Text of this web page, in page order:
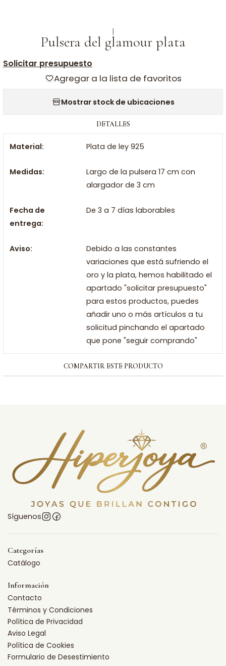
|
Pulsera del glamour plata
Solicitar presupuesto
Agregar a la lista de favoritos
Mostrar stock de ubicaciones
DETALLES
Material: Plata de ley 925
Medidas:
Largo de la pulsera 17 cm con
alargador de 3 cm
Fecha de
entrega:
De 3 a 7 días laborables
Aviso:
Debido a las constantes
variaciones que está sufriendo el
oro y la plata, hemos habilitado el
apartado "solicitar presupuesto"
para estos productos, puedes
añadir uno o más artículos a tu
solicitud pinchando el apartado
que pone "seguir comprando"
COMPARTIR ESTE PRODUCTO
Síguenos
Categorías
Catálogo
Información
Contacto
Términos y Condiciones
Política de Privacidad
Aviso Legal
Política de Cookies
Formulario de Desestimiento